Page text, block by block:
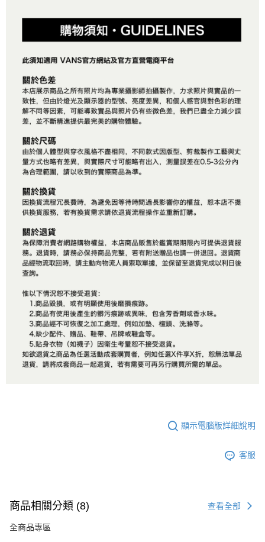
顯示電腦版詳細說明
客服
商品相關分類 (8) 查看全部
全商品專區